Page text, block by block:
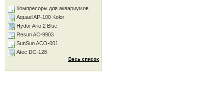
Компресоры для аквариумов
Aquael AP-100 Kolor
Hydor Ario 2 Blue
Resun AC-9903
SunSun ACO-001
Atec DC-128
Весь список